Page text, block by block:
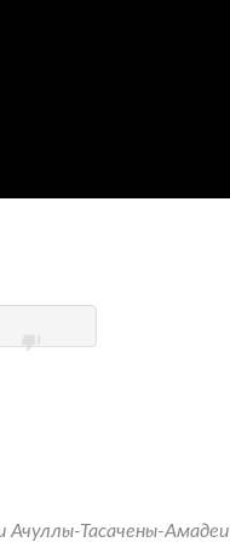
Ачуллы-Тасачены-Амадеи